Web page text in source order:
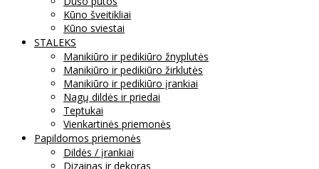
Kūno šveitikliai
Kūno sviestai
STALEKS
Manikiūro ir pedikiūro žnyplutės
Manikiūro ir pedikiūro žirklutės
Manikiūro ir pedikiūro įrankiai
Nagų dildės ir priedai
Teptukai
Vienkartinės priemonės
Papildomos priemonės
Dildės / įrankiai
Dizainas ir dekoras